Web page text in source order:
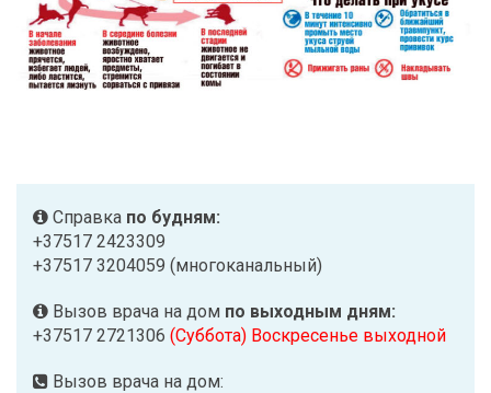
Справка по будням:
+37517 2423309
+37517 3204059 (многоканальный)
Вызов врача на дом по выходным дням:
+37517 2721306 (Суббота) Воскресенье выходной
Вызов врача на дом: